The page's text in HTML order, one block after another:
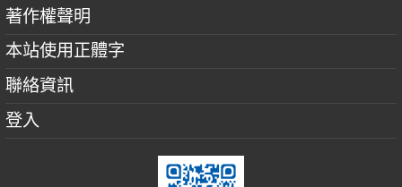
著作權聲明
本站使用正體字
聯絡資訊
登入